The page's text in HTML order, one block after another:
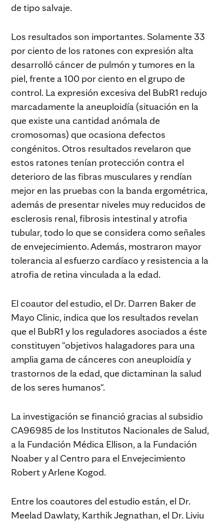
de tipo salvaje.
Los resultados son importantes. Solamente 33
por ciento de los ratones con expresión alta
desarrolló cáncer de pulmón y tumores en la
piel, frente a 100 por ciento en el grupo de
control. La expresión excesiva del BubR1 redujo
marcadamente la aneuploidía (situación en la
que existe una cantidad anómala de
cromosomas) que ocasiona defectos
congénitos. Otros resultados revelaron que
estos ratones tenían protección contra el
deterioro de las fibras musculares y rendían
mejor en las pruebas con la banda ergométrica,
además de presentar niveles muy reducidos de
esclerosis renal, fibrosis intestinal y atrofia
tubular, todo lo que se considera como señales
de envejecimiento. Además, mostraron mayor
tolerancia al esfuerzo cardíaco y resistencia a la
atrofia de retina vinculada a la edad.
El coautor del estudio, el Dr. Darren Baker de
Mayo Clinic, indica que los resultados revelan
que el BubR1 y los reguladores asociados a éste
constituyen "objetivos halagadores para una
amplia gama de cánceres con aneuploidía y
trastornos de la edad, que dictaminan la salud
de los seres humanos".
La investigación se financió gracias al subsidio
CA96985 de los Institutos Nacionales de Salud,
a la Fundación Médica Ellison, a la Fundación
Noaber y al Centro para el Envejecimiento
Robert y Arlene Kogod.
Entre los coautores del estudio están, el Dr.
Meelad Dawlaty, Karthik Jegnathan, el Dr. Liviu